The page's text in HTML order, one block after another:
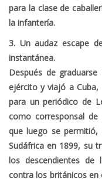
para la clase de
la infantería.
3. Un audaz escape
instantánea.
Después de
ejército y viajó a
para un periódico de
como corresponsal
que luego se permitió,
Sudáfrica en 1899, su
los descendientes de
contra los británicos en